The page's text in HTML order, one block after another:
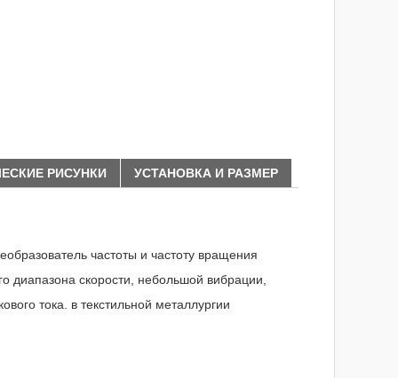
РИСУНКИ УСТАНОВКА И РАЗМЕР
частоты и частоту вращения
диапазона скорости, небольшой вибрации,
тока. в текстильной металлургии